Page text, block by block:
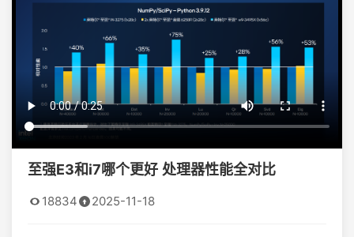
科普文章
数码科技
实用技巧
至强E3和i7哪个更好 处理器性能全对比
18834 2025-11-18